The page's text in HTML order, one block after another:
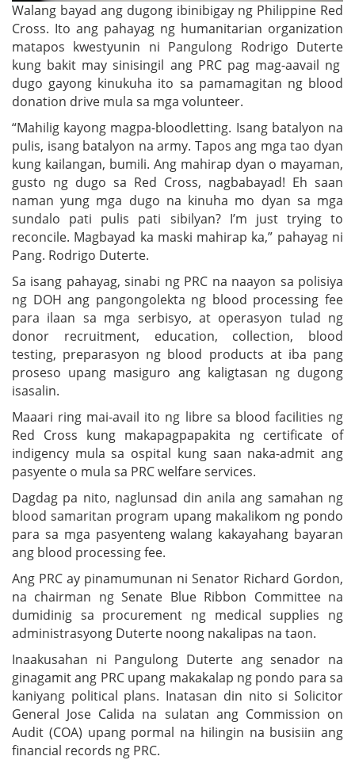
Walang bayad ang dugong ibinibigay ng Philippine Red
Cross. Ito ang pahayag ng humanitarian organization
matapos kwestyunin ni Pangulong Rodrigo Duterte
kung bakit may sinisingil ang PRC pag mag-aavail ng
dugo gayong kinukuha ito sa pamamagitan ng blood
donation drive mula sa mga volunteer.
“Mahilig kayong magpa-bloodletting. Isang batalyon na
pulis, isang batalyon na army. Tapos ang mga tao dyan
kung kailangan, bumili. Ang mahirap dyan o mayaman,
gusto ng dugo sa Red Cross, nagbabayad! Eh saan
naman yung mga dugo na kinuha mo dyan sa mga
sundalo pati pulis pati sibilyan? I’m just trying to
reconcile. Magbayad ka maski mahirap ka,” pahayag ni
Pang. Rodrigo Duterte.
Sa isang pahayag, sinabi ng PRC na naayon sa polisiya
ng DOH ang pangongolekta ng blood processing fee
para ilaan sa mga serbisyo, at operasyon tulad ng
donor recruitment, education, collection, blood
testing, preparasyon ng blood products at iba pang
proseso upang masiguro ang kaligtasan ng dugong
isasalin.
Maaari ring mai-avail ito ng libre sa blood facilities ng
Red Cross kung makapagpapakita ng certificate of
indigency mula sa ospital kung saan naka-admit ang
pasyente o mula sa PRC welfare services.
Dagdag pa nito, naglunsad din anila ang samahan ng
blood samaritan program upang makalikom ng pondo
para sa mga pasyenteng walang kakayahang bayaran
ang blood processing fee.
Ang PRC ay pinamumunan ni Senator Richard Gordon,
na chairman ng Senate Blue Ribbon Committee na
dumidinig sa procurement ng medical supplies ng
administrasyong Duterte noong nakalipas na taon.
Inaakusahan ni Pangulong Duterte ang senador na
ginagamit ang PRC upang makakalap ng pondo para sa
kaniyang political plans. Inatasan din nito si Solicitor
General Jose Calida na sulatan ang Commission on
Audit (COA) upang pormal na hilingin na busisiin ang
financial records ng PRC.